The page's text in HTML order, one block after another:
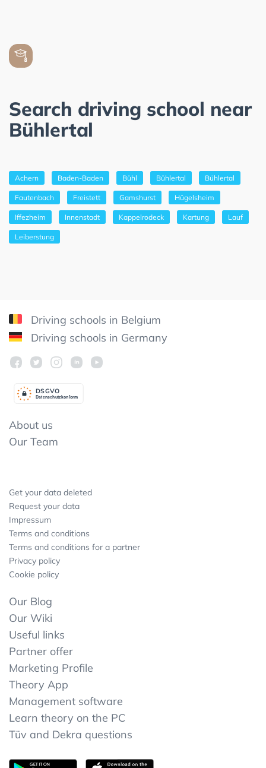
Search driving school near
Bühlertal
Achern Baden-Baden Bühl Bühlertal Bühlertal
Fautenbach Freistett Gamshurst Hügelsheim
Iffezheim Innenstadt Kappelrodeck Kartung Lauf
Leiberstung
Driving schools in Belgium
Driving schools in Germany
Datenschutzkonform
DSGVO
About us
Our Team
Get your data deleted
Request your data
Impressum
Terms and conditions
Terms and conditions for a partner
Privacy policy
Cookie policy
Our Blog
Our Wiki
Useful links
Partner offer
Marketing Profile
Theory App
Management software
Learn theory on the PC
Tüv and Dekra questions